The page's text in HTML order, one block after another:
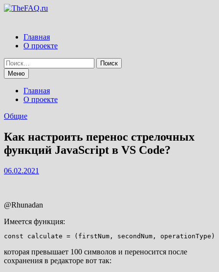
Перейти
Главная
О проекте
Найти:
Меню
Главная
О проекте
Общие
Как настроить перенос стрелочных
функций JavaScript в VS Code?
06.02.2021
@Rhunadan
Имеется функция:
const calculate = (firstNum, secondNum,
которая превышает 100 символов и переносится после
сохранения в редакторе вот так: